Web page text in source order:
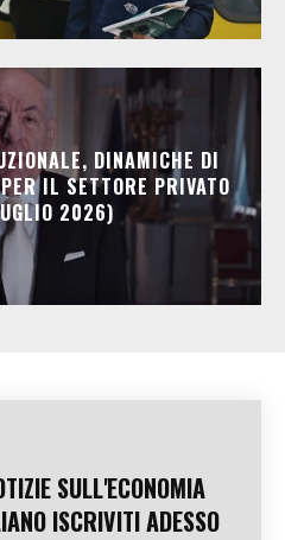
DINAMICHE DI
IL SETTORE PRIVATO
2026)
SULL'ECONOMIA
ISCRIVITI ADESSO